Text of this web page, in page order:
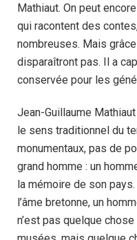
Mathiaut. On peut
qui racontent des
nombreuses. Mais
disparaîtront pas. Il a
conservée pour les
Jean-Guillaume
le sens traditionnel du
monumentaux, pas de
grand homme : un
la mémoire de son
l’âme bretonne, un
n’est pas quelque